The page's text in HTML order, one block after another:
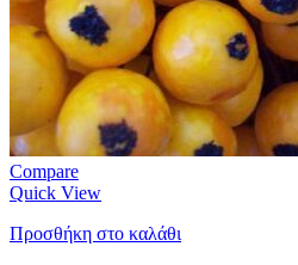
Compare
Quick View
Προσθήκη στο καλάθι